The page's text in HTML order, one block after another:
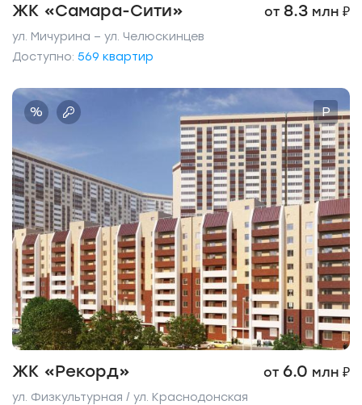
ЖК «Самара-Сити» от 8.3 млн ₽
ул. Мичурина – ул. Челюскинцев
Доступно: 569 квартир
% P
ЖК «Рекорд» от 6.0 млн ₽
ул. Физкультурная / ул. Краснодонская